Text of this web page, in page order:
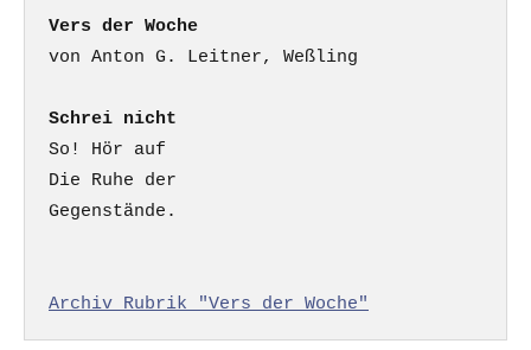
Vers der Woche
Schrei nicht
So! Hör auf
Die Ruhe der
Gegenstände.
Archiv Rubrik "Vers der Woche"